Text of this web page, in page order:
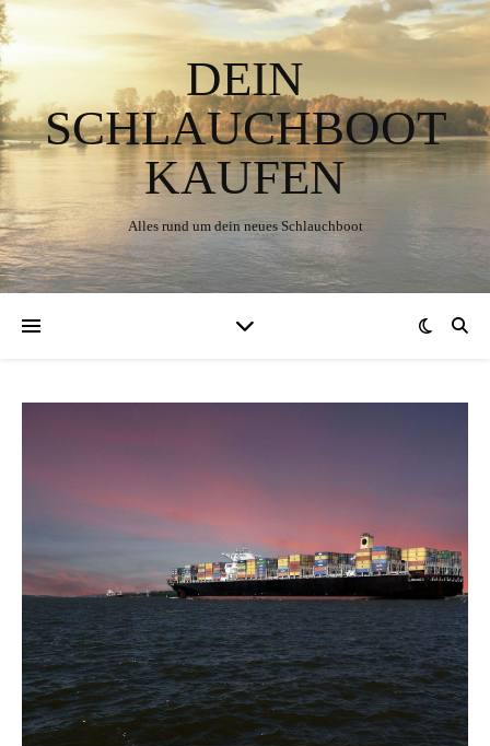
DEIN
SCHLAUCHBOOT
KAUFEN
Alles rund um dein neues Schlauchboot